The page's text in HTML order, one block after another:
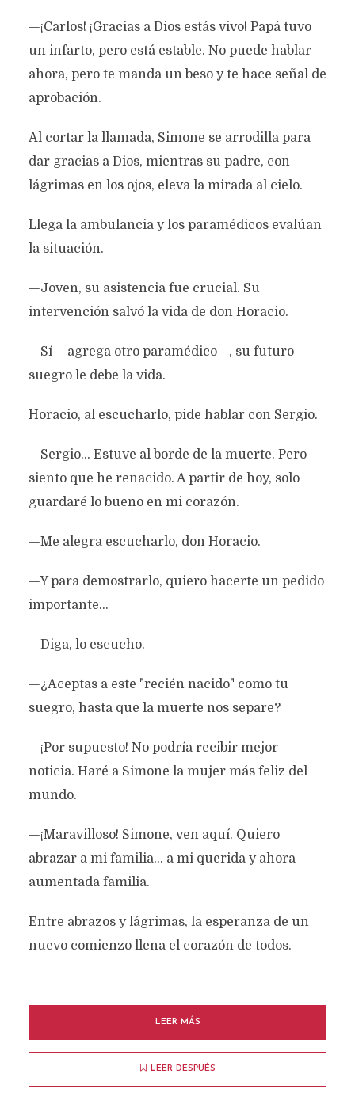
—¡Carlos! ¡Gracias a Dios estás vivo! Papá tuvo
un infarto, pero está estable. No puede hablar
ahora, pero te manda un beso y te hace señal de
aprobación.
Al cortar la llamada, Simone se arrodilla para
dar gracias a Dios, mientras su padre, con
lágrimas en los ojos, eleva la mirada al cielo.
Llega la ambulancia y los paramédicos evalúan
la situación.
—Joven, su asistencia fue crucial. Su
intervención salvó la vida de don Horacio.
—Sí —agrega otro paramédico—, su futuro
suegro le debe la vida.
Horacio, al escucharlo, pide hablar con Sergio.
—Sergio… Estuve al borde de la muerte. Pero
siento que he renacido. A partir de hoy, solo
guardaré lo bueno en mi corazón.
—Me alegra escucharlo, don Horacio.
—Y para demostrarlo, quiero hacerte un pedido
importante…
—Diga, lo escucho.
—¿Aceptas a este "recién nacido" como tu
suegro, hasta que la muerte nos separe?
—¡Por supuesto! No podría recibir mejor
noticia. Haré a Simone la mujer más feliz del
mundo.
—¡Maravilloso! Simone, ven aquí. Quiero
abrazar a mi familia… a mi querida y ahora
aumentada familia.
Entre abrazos y lágrimas, la esperanza de un
nuevo comienzo llena el corazón de todos.
LEER MÁS
LEER DESPUÉS